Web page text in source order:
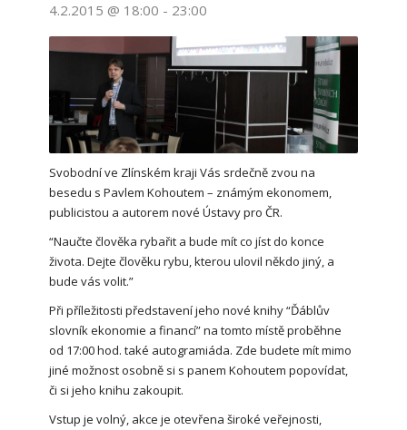
4.2.2015 @ 18:00 - 23:00
Svobodní ve Zlínském kraji Vás srdečně zvou na
besedu s Pavlem Kohoutem – známým ekonomem,
publicistou a autorem nové Ústavy pro ČR.
“Naučte člověka rybařit a bude mít co jíst do konce
života. Dejte člověku rybu, kterou ulovil někdo jiný, a
bude vás volit.”
Při příležitosti představení jeho nové knihy “Ďáblův
slovník ekonomie a financí” na tomto místě proběhne
od 17:00 hod. také autogramiáda. Zde budete mít mimo
jiné možnost osobně si s panem Kohoutem popovídat,
či si jeho knihu zakoupit.
Vstup je volný, akce je otevřena široké veřejnosti,